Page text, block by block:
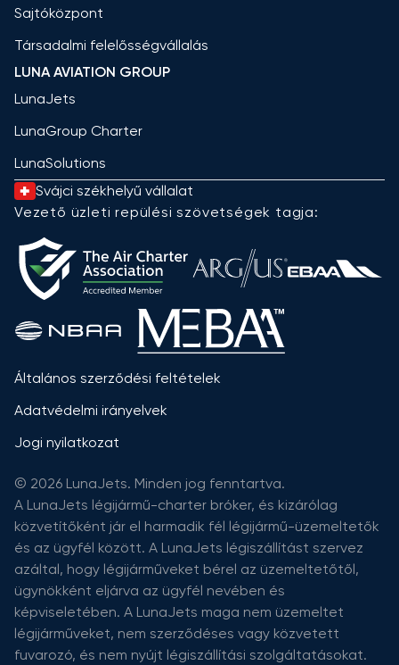
Sajtóközpont
Társadalmi felelősségvállalás
LUNA AVIATION GROUP
LunaJets
LunaGroup Charter
LunaSolutions
Svájci székhelyű vállalat
Vezető üzleti repülési szövetségek tagja:
Általános szerződési feltételek
Adatvédelmi irányelvek
Jogi nyilatkozat
© 2026 LunaJets. Minden jog fenntartva.
A LunaJets légijármű-charter bróker, és kizárólag
közvetítőként jár el harmadik fél légijármű-üzemeltetők
és az ügyfél között. A LunaJets légiszállítást szervez
azáltal, hogy légijárműveket bérel az üzemeltetőtől,
ügynökként eljárva az ügyfél nevében és
képviseletében. A LunaJets maga nem üzemeltet
légijárműveket, nem szerződéses vagy közvetett
fuvarozó, és nem nyújt légiszállítási szolgáltatásokat.